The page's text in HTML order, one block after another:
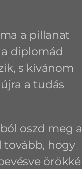
a pillanat
a diplomád
s kívánom
a tudás
oszd meg a
tovább, hogy
örökké